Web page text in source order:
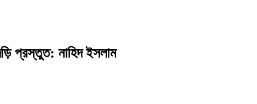
প্রস্তুত: নাহিদ ইসলাম